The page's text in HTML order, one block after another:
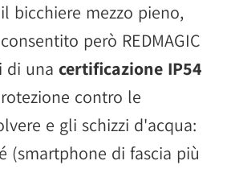
bicchiere mezzo pieno,
però REDMAGIC
di una certificazione IP54
contro le
e gli schizzi d'acqua:
(smartphone di fascia più